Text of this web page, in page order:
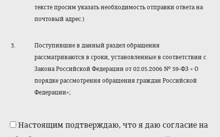
тексте просим указать необходимость отправки ответа на
почтовый адрес.)
Поступившие в данный раздел обращения
рассматриваются в сроки, установленные в соответствии с
Закона Российской Федерации от 02.05.2006 № 59-ФЗ « О
порядке рассмотрения обращения граждан Российской
Федерации»;
Настоящим подтверждаю, что я даю согласие на